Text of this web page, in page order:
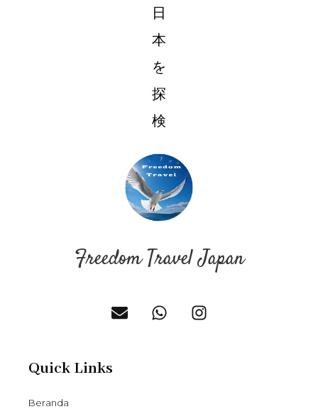
日
本
を
探
検​
Freedom Travel Japan
Quick Links
Beranda